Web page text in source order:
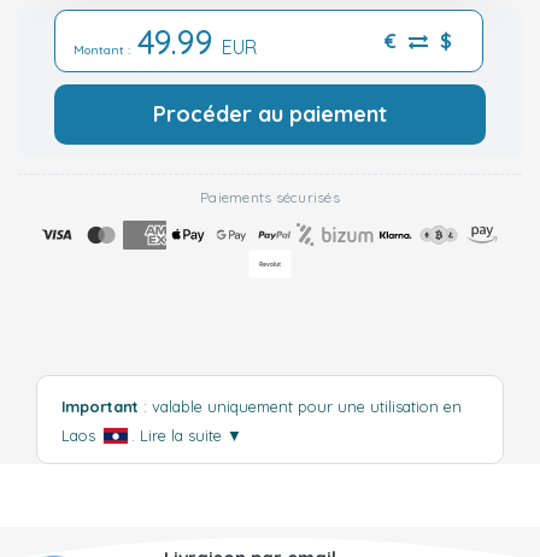
Montant : 49.99 EUR € $
Procéder au paiement
Paiements sécurisés
Important : valable uniquement pour une utilisation en
Laos
Lire la suite ▼